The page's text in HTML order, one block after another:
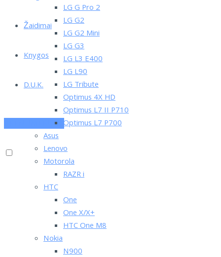
Žaidimai
Knygos
D.U.K.
PRENUMERUOK
LG G Pro 2
LG G2
LG G2 Mini
LG G3
LG L3 E400
LG L90
LG Tribute
Optimus 4X HD
Optimus L7 II P710
Optimus L7 P700
Asus
Lenovo
Motorola
RAZR i
HTC
One
One X/X+
HTC One M8
Nokia
N900